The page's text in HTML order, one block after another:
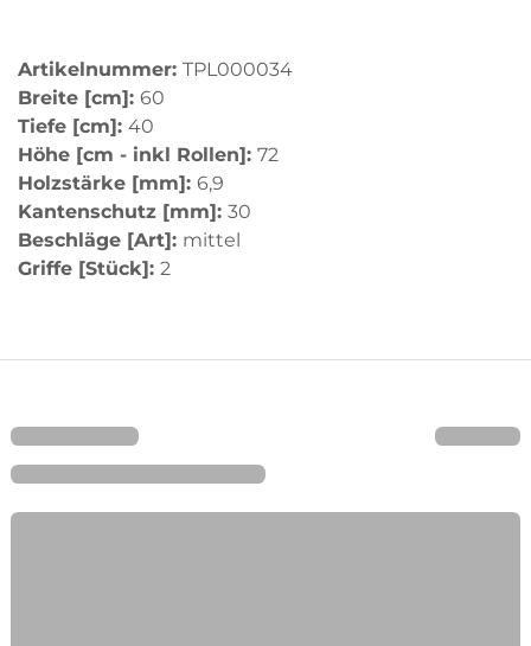
Artikelnummer: TPL000034
Breite [cm]: 60
Tiefe [cm]: 40
Höhe [cm - inkl Rollen]: 72
Holzstärke [mm]: 6,9
Kantenschutz [mm]: 30
Beschläge [Art]: mittel
Griffe [Stück]: 2